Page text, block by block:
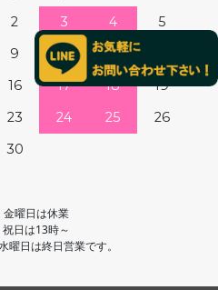
2 3 4
5
9 10 11
16 17 18
19
23 24 25
26
30
金曜日は休業
日は13時～
曜日は終日営業です。